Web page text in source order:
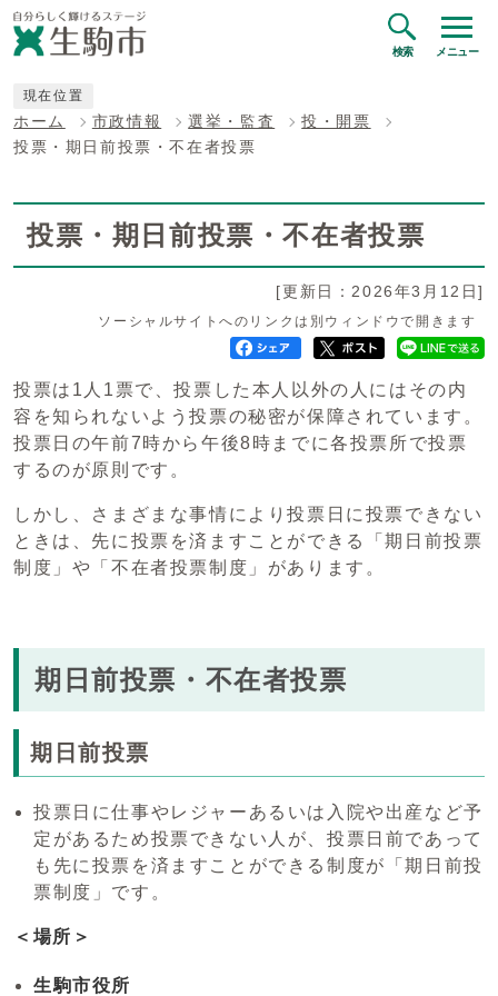
検索 メニュー
現在位置
ホーム 市政情報 選挙・監査
投・開票
投票・期日前投票・不在者投票
投票・期日前投票・不在者投票
[更新日：2026年3月12日]
ソーシャルサイトへのリンクは別ウィンドウで開きます
投票は1人1票で、投票した本人以外の人にはその内
容を知られないよう投票の秘密が保障されています。
投票日の午前7時から午後8時までに各投票所で投票
するのが原則です。
しかし、さまざまな事情により投票日に投票できない
ときは、先に投票を済ますことができる「期日前投票
制度」や「不在者投票制度」があります。
期日前投票・不在者投票
期日前投票
投票日に仕事やレジャーあるいは入院や出産など予
定があるため投票できない人が、投票日前であって
も先に投票を済ますことができる制度が「期日前投
票制度」です。
＜場所＞
生駒市役所